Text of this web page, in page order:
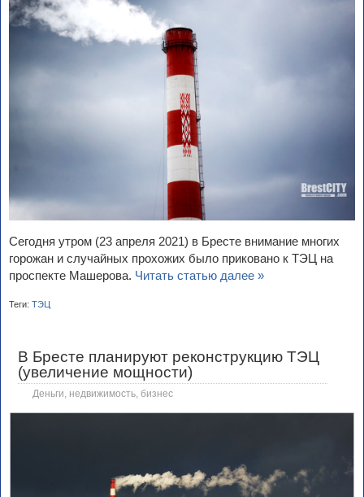
Сегодня утром (23 апреля 2021) в Бресте внимание многих
горожан и случайных прохожих было приковано к ТЭЦ на
проспекте Машерова. Читать статью далее »
Теги: ТЭЦ
В Бресте планируют реконструкцию ТЭЦ
(увеличение мощности)
Деньги, недвижимость, бизнес